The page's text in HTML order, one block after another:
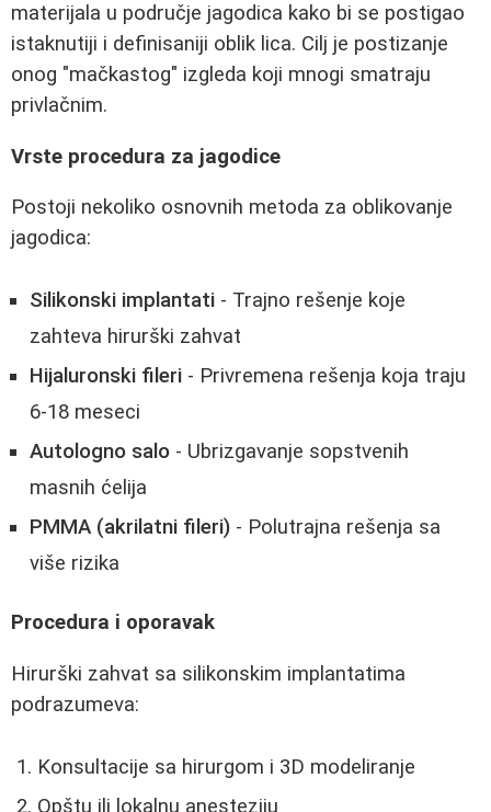
materijala u područje jagodica kako bi se postigao
istaknutiji i definisaniji oblik lica. Cilj je postizanje
onog "mačkastog" izgleda koji mnogi smatraju
privlačnim.
Vrste procedura za jagodice
Postoji nekoliko osnovnih metoda za oblikovanje
jagodica:
Silikonski implantati - Trajno rešenje koje
zahteva hirurški zahvat
Hijaluronski fileri - Privremena rešenja koja traju
6-18 meseci
Autologno salo - Ubrizgavanje sopstvenih
masnih ćelija
PMMA (akrilatni fileri) - Polutrajna rešenja sa
više rizika
Procedura i oporavak
Hirurški zahvat sa silikonskim implantatima
podrazumeva:
Konsultacije sa hirurgom i 3D modeliranje
Opštu ili lokalnu anesteziju